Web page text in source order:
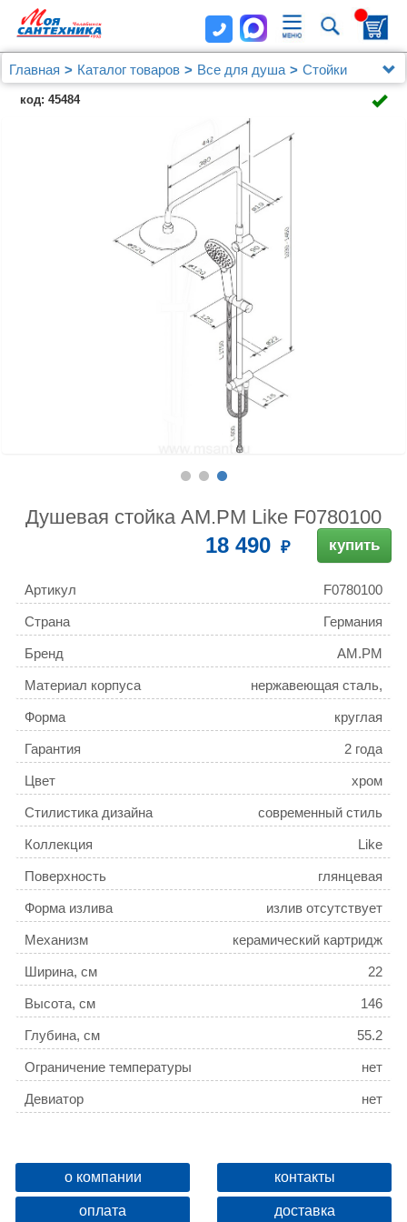
Главная Каталог товаров Все для душа
Стойки
Душевая стойка AM.PM Like F0780100
код: 45484
Душевая стойка AM.PM Like F0780100
18 490 купить
Артикул F0780100
Страна Германия
Бренд AM.PM
Материал корпуса
нержавеющая сталь,
пластик, ПВХ
Форма
круглая
Гарантия 2 года
Цвет хром
Стилистика дизайна современный стиль
Коллекция Like
Поверхность глянцевая
Форма излива излив отсутствует
Механизм керамический картридж
Ширина, см 22
Высота, см 146
Глубина, см 55.2
Ограничение температуры нет
Девиатор нет
Дополнительные функции
регулировка по высоте
о компании
контакты
оплата доставка